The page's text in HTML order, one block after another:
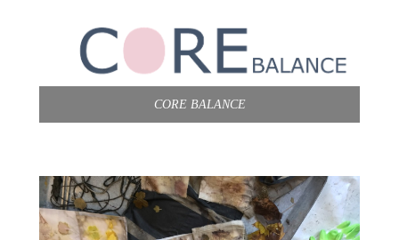
CORE BALANCE